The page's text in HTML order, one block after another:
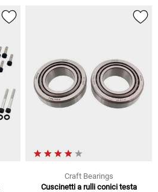
Craft Bearings
Cuscinetti a rulli conici testa